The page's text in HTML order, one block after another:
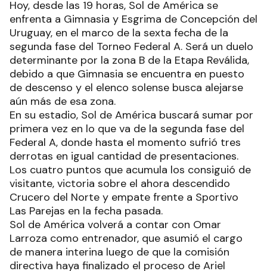
Hoy, desde las 19 horas, Sol de América se
enfrenta a Gimnasia y Esgrima de Concepción del
Uruguay, en el marco de la sexta fecha de la
segunda fase del Torneo Federal A. Será un duelo
determinante por la zona B de la Etapa Reválida,
debido a que Gimnasia se encuentra en puesto
de descenso y el elenco solense busca alejarse
aún más de esa zona.
En su estadio, Sol de América buscará sumar por
primera vez en lo que va de la segunda fase del
Federal A, donde hasta el momento sufrió tres
derrotas en igual cantidad de presentaciones.
Los cuatro puntos que acumula los consiguió de
visitante, victoria sobre el ahora descendido
Crucero del Norte y empate frente a Sportivo
Las Parejas en la fecha pasada.
Sol de América volverá a contar con Omar
Larroza como entrenador, que asumió el cargo
de manera interina luego de que la comisión
directiva haya finalizado el proceso de Ariel